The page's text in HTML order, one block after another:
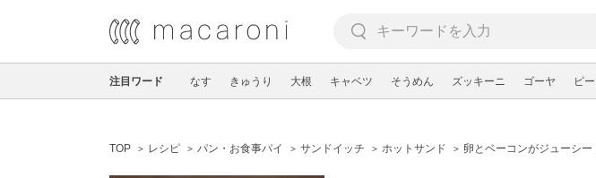
注目ワード なす きゅうり 大根 キャベツ そうめん ズッキーニ ゴーヤ ピ
TOP レシピ パン・お食事パイ サンドイッチ ホットサンド 卵とベーコンがジューシ